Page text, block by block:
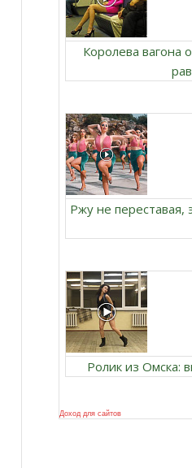
Королева вагона
Ржу не
Ролик из Омска:
Доход для сайтов